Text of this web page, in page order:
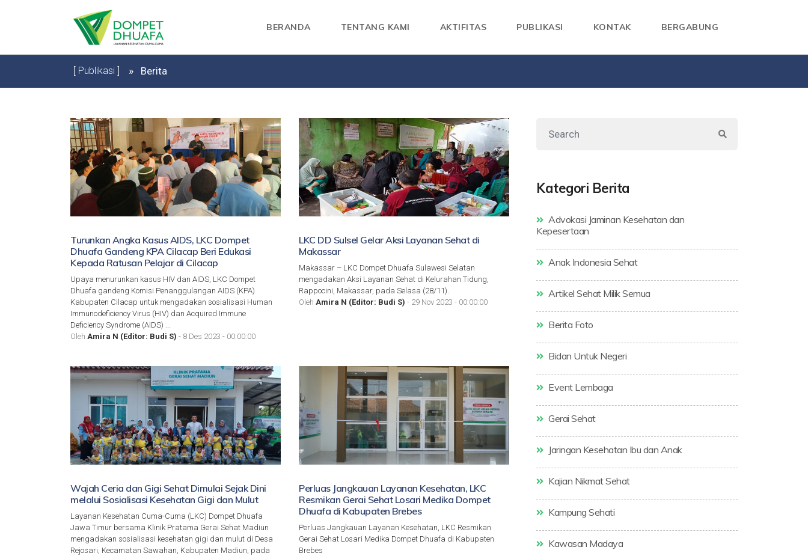
BERANDA TENTANG KAMI AKTIFITAS PUBLIKASI KONTAK BERGABUNG
[ Publikasi ] Berita
Turunkan Angka Kasus AIDS, LKC Dompet
Dhuafa Gandeng KPA Cilacap Beri Edukasi
Kepada Ratusan Pelajar di Cilacap
Upaya menurunkan kasus HIV dan AIDS, LKC Dompet
Dhuafa gandeng Komisi Penanggulangan AIDS (KPA)
Kabupaten Cilacap untuk mengadakan sosialisasi Human
Immunodeficiency Virus (HIV) dan Acquired Immune
Deficiency Syndrome (AIDS) ...
Oleh Amira N (Editor: Budi S) - 8 Des 2023 - 00:00:00
LKC DD Sulsel Gelar Aksi Layanan Sehat di
Makassar
Makassar – LKC Dompet Dhuafa Sulawesi Selatan
mengadakan Aksi Layanan Sehat di Kelurahan Tidung,
Rappocini, Makassar, pada Selasa (28/11).
Oleh Amira N (Editor: Budi S) - 29 Nov 2023 - 00:00:00
Wajah Ceria dan Gigi Sehat Dimulai Sejak Dini
melalui Sosialisasi Kesehatan Gigi dan Mulut
Layanan Kesehatan Cuma-Cuma (LKC) Dompet Dhuafa
Jawa Timur bersama Klinik Pratama Gerai Sehat Madiun
mengadakan sosialisasi kesehatan gigi dan mulut di Desa
Rejosari, Kecamatan Sawahan, Kabupaten Madiun, pada
Perluas Jangkauan Layanan Kesehatan, LKC
Resmikan Gerai Sehat Losari Medika Dompet
Dhuafa di Kabupaten Brebes
Perluas Jangkauan Layanan Kesehatan, LKC Resmikan
Gerai Sehat Losari Medika Dompet Dhuafa di Kabupaten
Brebes
Kategori Berita
Advokasi Jaminan Kesehatan dan
Kepesertaan
Anak Indonesia Sehat
Artikel Sehat Milik Semua
Berita Foto
Bidan Untuk Negeri
Event Lembaga
Gerai Sehat
Jaringan Kesehatan Ibu dan Anak
Kajian Nikmat Sehat
Kampung Sehati
Kawasan Madaya